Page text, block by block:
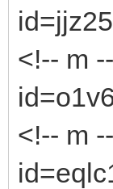
<!-- m
<!-- m